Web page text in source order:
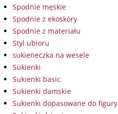
Spodnie męskie
Spodnie z ekoskóry
Spodnie z materiału
Styl ubioru
sukieneczka na wesele
Sukienki
Sukienki basic
Sukienki damskie
Sukienki dopasowane do figury